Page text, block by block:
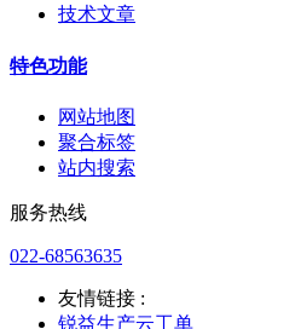
技术文章
特色功能
网站地图
聚合标签
站内搜索
服务热线
022-68563635
友情链接 :
锐益生产云工单